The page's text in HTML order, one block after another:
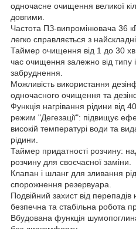
одночасне очищення великої
довгими.
Частота ПЗ-випромінювача 36
легко справляється з
Таймер очищення від 1 до 30
час очищення залежно від типу
забруднення.
Можливість використання
одночасного очищення та
Функція нагрівання рідини від
режим "Дегезації": підвищує
високій температурі води та
рідини.
Таймер придатності розчину:
розчину для своєчасної заміни.
Клапан і шланг для зливання
спорожнення резервуара.
Подвійний захист від перепадів
безпечна та стабільна робота
Вбудована функція